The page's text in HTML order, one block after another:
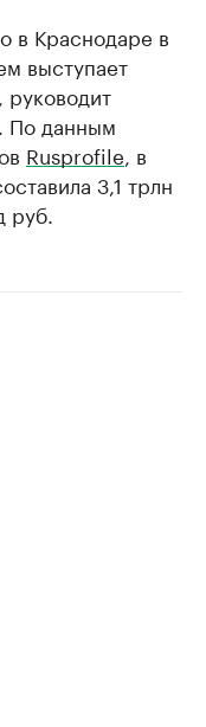
в Краснодаре в
выступает
По данным
Rusprofile, в
3,1 трлн
руб.